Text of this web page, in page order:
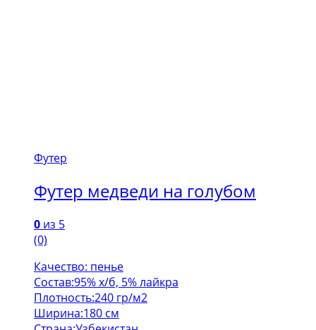
Футер
Футер медведи на голубом
0 из 5
(0)
Качество: пенье
Состав:95% х/б, 5% лайкра
Плотность:240 гр/м2
Ширина:180 см